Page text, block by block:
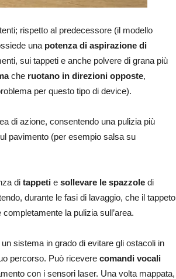
rispetto al predecessore (il modello
una potenza di aspirazione di
sui tappeti e anche polvere di grana più
che ruotano in direzioni opposte,
per questo tipo di device).
di azione, consentendo una pulizia più
pavimento (per esempio salsa su
di tappeti e sollevare le spazzole di
durante le fasi di lavaggio, che il tappeto
la pulizia sull’area.
un sistema in grado di evitare gli ostacoli in
percorso. Può ricevere comandi vocali
con i sensori laser. Una volta mappata,